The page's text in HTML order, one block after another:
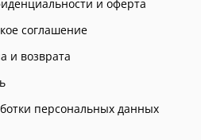
и оферта
соглашение
и возврата
персональных данных